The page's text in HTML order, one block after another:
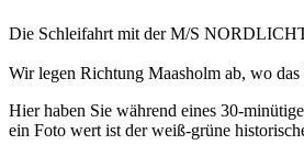
Die Schleifahrt mit der M/S
Wir legen Richtung Maasholm ab, wo
Hier haben Sie während eines 30-
ein Foto wert ist der weiß-grüne